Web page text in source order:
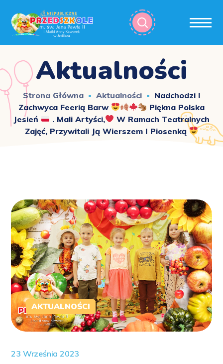
Aktualności
Strona Główna Aktualności
Nadchodzi I
Zachwyca Feerią Barw
Piękna Polska
Jesień
. Mali Artyści,
W Ramach Teatralnych
Zajęć, Przywitali Ją Wierszem I Piosenką
AKTUALNOŚCI
23 Września 2023